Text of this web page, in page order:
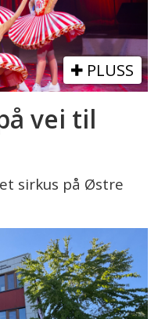
PLUSS
vei til
sirkus på Østre